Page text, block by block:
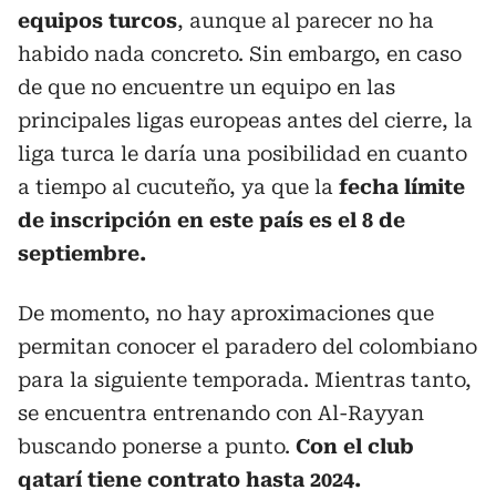
equipos turcos, aunque al parecer no ha
habido nada concreto. Sin embargo, en caso
de que no encuentre un equipo en las
principales ligas europeas antes del cierre, la
liga turca le daría una posibilidad en cuanto
a tiempo al cucuteño, ya que la fecha límite
de inscripción en este país es el 8 de
septiembre.
De momento, no hay aproximaciones que
permitan conocer el paradero del colombiano
para la siguiente temporada. Mientras tanto,
se encuentra entrenando con Al-Rayyan
buscando ponerse a punto. Con el club
qatarí tiene contrato hasta 2024.